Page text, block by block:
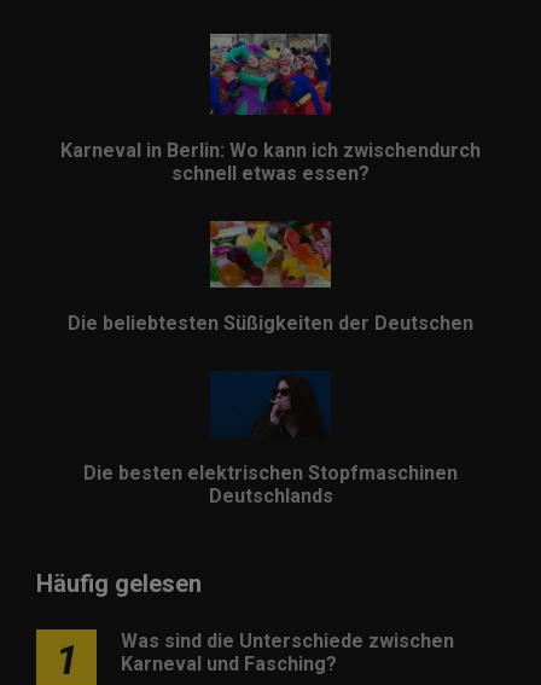
Karneval in Berlin: Wo kann ich zwischendurch
schnell etwas essen?
Die beliebtesten Süßigkeiten der Deutschen
Die besten elektrischen Stopfmaschinen
Deutschlands
Häufig gelesen
1
Was sind die Unterschiede zwischen
Karneval und Fasching?